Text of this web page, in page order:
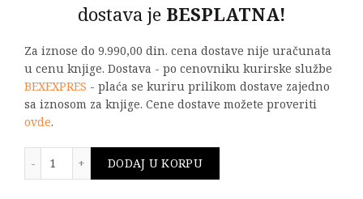
dostava je BESPLATNA!
Za iznose do 9.990,00 din. cena dostave nije uračunata
u cenu knjige. Dostava - po cenovniku kurirske službe
BEXEXPRES - plaća se kuriru prilikom dostave zajedno
sa iznosom za knjige. Cene dostave možete proveriti
ovde.
DODAJ U KORPU